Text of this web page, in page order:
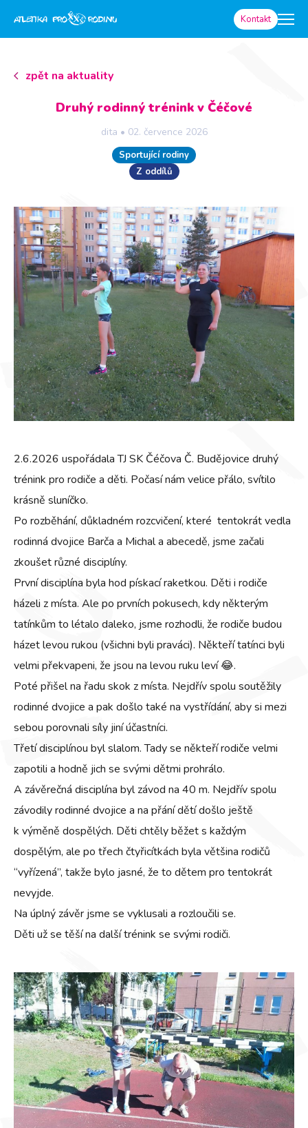
Kontakt
zpět na aktuality
Druhý rodinný trénink v Čéčové
dita • 02. července 2026
Sportující rodiny
Z oddílů
2.6.2026 uspořádala TJ SK Čéčova Č. Budějovice druhý
trénink pro rodiče a děti. Počasí nám velice přálo, svítilo
krásně sluníčko.
Po rozběhání, důkladném rozcvičení, které tentokrát vedla
rodinná dvojice Barča a Michal a abecedě, jsme začali
zkoušet různé disciplíny.
První disciplína byla hod pískací raketkou. Děti i rodiče
házeli z místa. Ale po prvních pokusech, kdy některým
tatínkům to létalo daleko, jsme rozhodli, že rodiče budou
házet levou rukou (všichni byli praváci). Někteří tatínci byli
velmi překvapeni, že jsou na levou ruku leví 😂.
Poté přišel na řadu skok z místa. Nejdřív spolu soutěžily
rodinné dvojice a pak došlo také na vystřídání, aby si mezi
sebou porovnali síly jiní účastníci.
Třetí disciplínou byl slalom. Tady se někteří rodiče velmi
zapotili a hodně jich se svými dětmi prohrálo.
A závěrečná disciplína byl závod na 40 m. Nejdřív spolu
závodily rodinné dvojice a na přání dětí došlo ještě
k výměně dospělých. Děti chtěly běžet s každým
dospělým, ale po třech čtyřicítkách byla většina rodičů
“vyřízená”, takže bylo jasné, že to dětem pro tentokrát
nevyjde.
Na úplný závěr jsme se vyklusali a rozloučili se.
Děti už se těší na další trénink se svými rodiči.